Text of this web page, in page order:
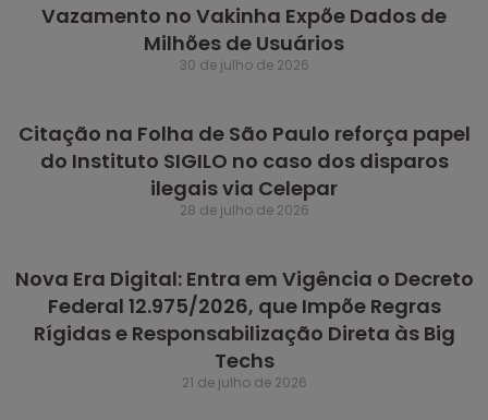
Vazamento no Vakinha Expõe Dados de
Milhões de Usuários
30 de julho de 2026
Citação na Folha de São Paulo reforça papel
do Instituto SIGILO no caso dos disparos
ilegais via Celepar
28 de julho de 2026
Nova Era Digital: Entra em Vigência o Decreto
Federal 12.975/2026, que Impõe Regras
Rígidas e Responsabilização Direta às Big
Techs
21 de julho de 2026